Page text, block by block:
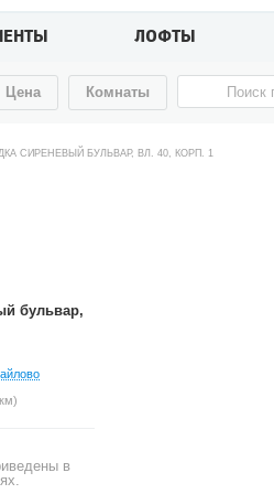
ЛОФТЫ
Цена Комнаты
СИРЕНЕВЫЙ БУЛЬВАР, ВЛ. 40, КОРП. 1
бульвар,
в